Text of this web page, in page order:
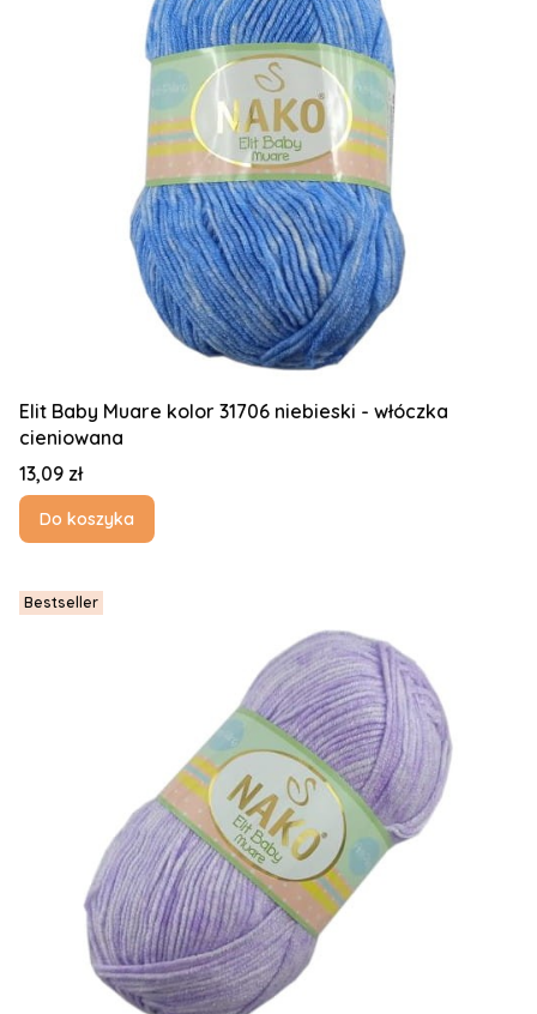
Elit Baby Muare kolor 31706 niebieski - włóczka
cieniowana
Cena
13,09 zł
Do koszyka
Bestseller